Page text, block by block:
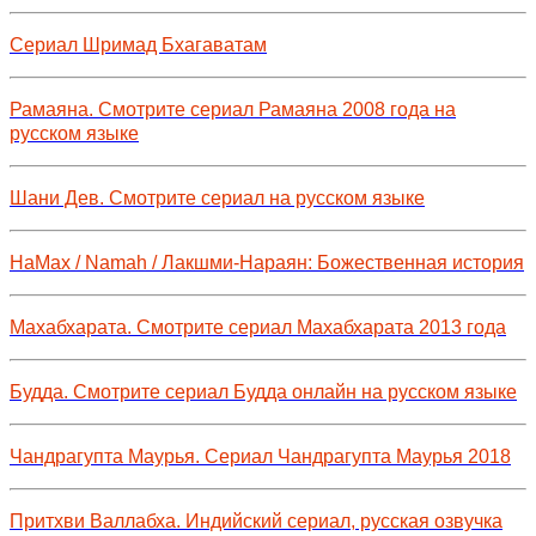
Сериал Шримад Бхагаватам
Рамаяна. Смотрите сериал Рамаяна 2008 года на
русском языке
Шани Дев. Смотрите сериал на русском языке
НаМах / Namah / Лакшми-Нараян: Божественная история
Махабхарата. Смотрите сериал Махабхарата 2013 года
Будда. Смотрите сериал Будда онлайн на русском языке
Чандрагупта Маурья. Сериал Чандрагупта Маурья 2018
Притхви Валлабха. Индийский сериал, русская озвучка